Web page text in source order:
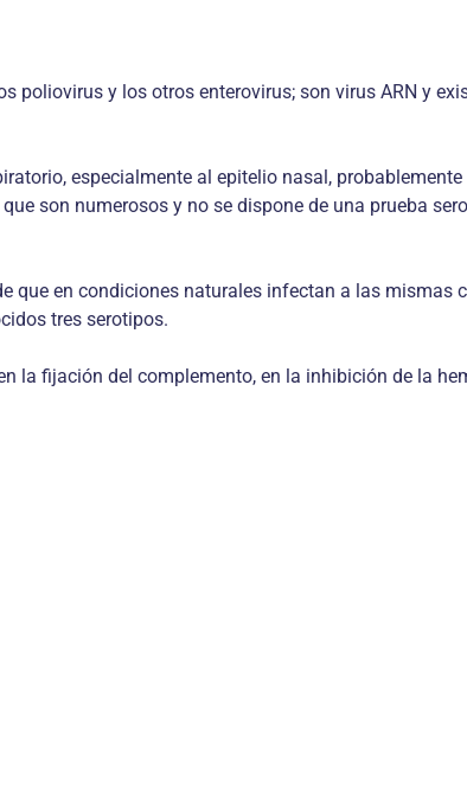
y los otros enterovirus; son virus ARN y
especialmente al epitelio nasal,
son numerosos y no se dispone de una prueba
que en condiciones naturales infectan a las mismas
tres serotipos.
la fijación del complemento, en la inhibición de la